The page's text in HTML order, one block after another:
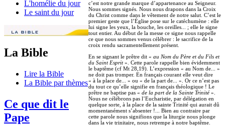
L'homélie du jour
Le saint du jour
La Bible
Lire la Bible
La Bible par thèmes
Ce que dit le
Pape
c’est notre grande marque d’appartenance au Seigneur.
Nous sommes signés. Nous nous drapons dans la Croix
du Christ comme dans le vêtement de notre salut. C’est le
premier geste que l’Église pose sur le catéchumène : elle
lui signe les yeux, la bouche, les oreilles... ; elle le signe
tout entier. Au début de la messe ce signe nous rappelle
ce que nous sommes venus célébrer : le sacrifice de la
croix rendu sacramentellement présent.
En se signant le prêtre dit « au Nom du Père et du Fils et
du Saint Esprit». Cette parole rappelle bien évidemment
le baptême (cf Mt 28,19). L’expression « au Nom de... »
ne doit pas tromper. En français courant elle veut dire
« à la place de... » ou « de la part de... ». Or ce n’est pas
du tout ce qu’elle signifie en français théologique ! Le
prêtre ne baptise pas « de la part de la Sainte Trinité ».
Nous ne célébrons pas l’Eucharistie, par délégation en
quelque sorte, à la place de la sainte Trinité qui aurait dû
momentanément s’absenter !... Bien au contraire par
cette parole nous signifions que la liturgie nous plonge
dans la vie trinitaire, nous retrempe à notre baptême.